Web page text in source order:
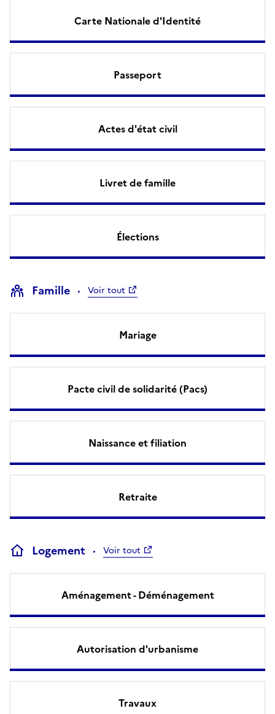
Carte Nationale d'Identité
Passeport
Actes d'état civil
Livret de famille
Élections
Famille Voir tout
Mariage
Pacte civil de solidarité (Pacs)
Naissance et filiation
Retraite
Logement Voir tout
Aménagement - Déménagement
Autorisation d'urbanisme
Travaux